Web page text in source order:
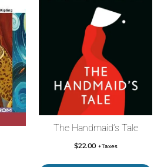
The Handmaid’s Tale
$22.00 +Taxes